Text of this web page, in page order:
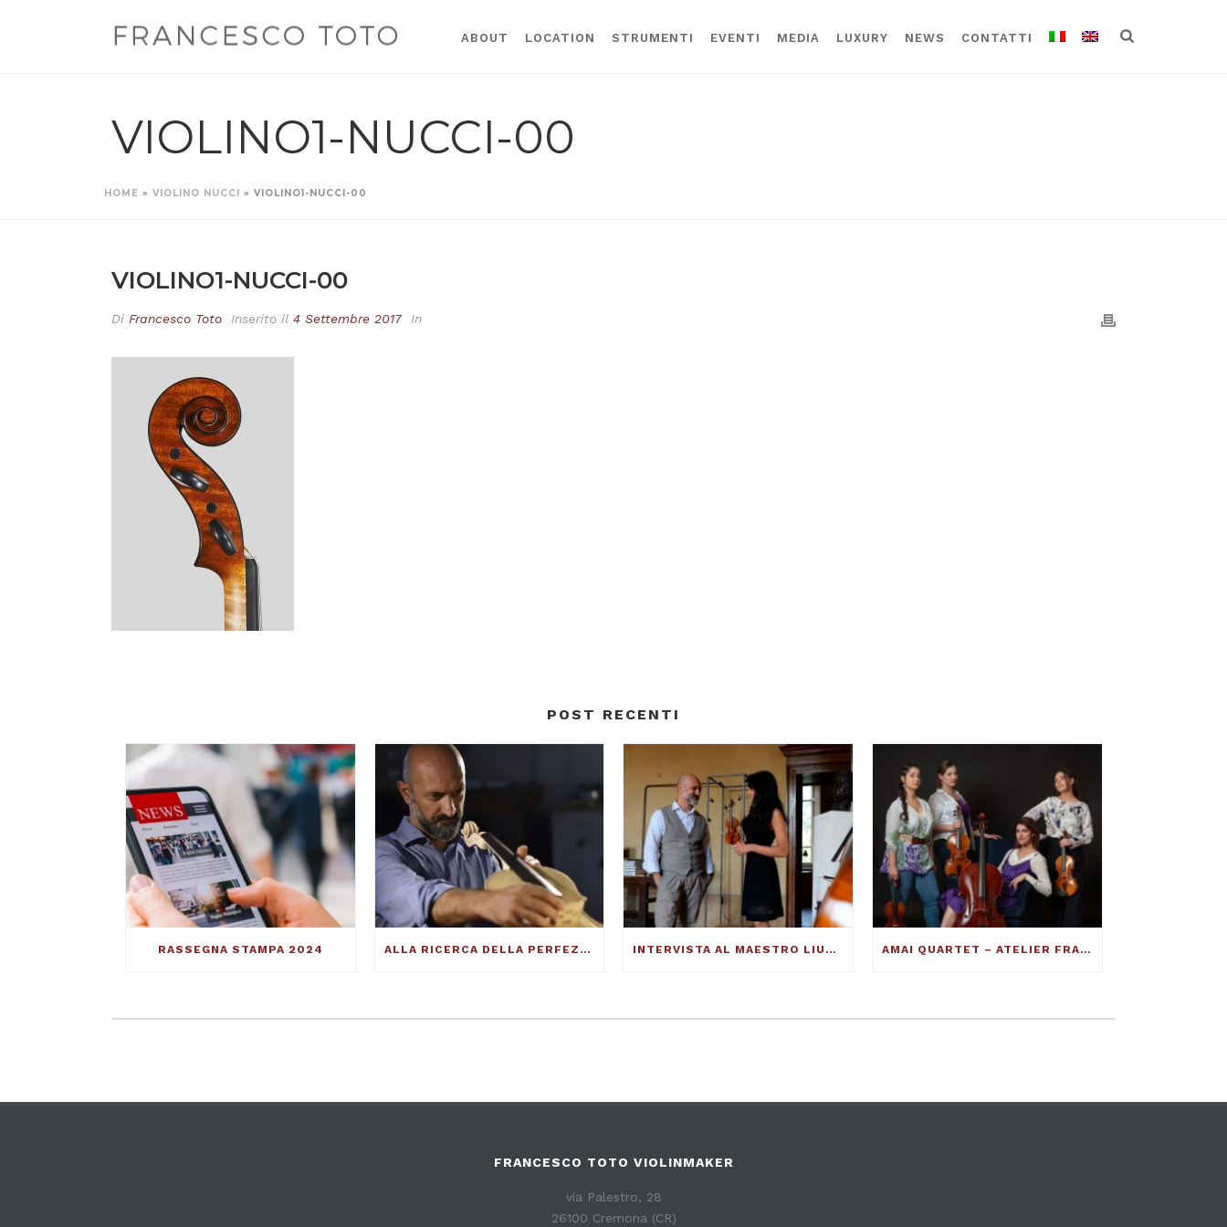
ABOUT LOCATION STRUMENTI EVENTI MEDIA LUXURY NEWS CONTATTI
VIOLINO1-NUCCI-00
HOME » VIOLINO NUCCI » VIOLINO1-NUCCI-00
VIOLINO1-NUCCI-00
Di Francesco Toto Inserito il 4 Settembre 2017 In
POST RECENTI
RASSEGNA STAMPA 2024 ALLA RICERCA DELLA PERFEZIONE DEL SUONO – FRANCESCO TOTO VIOLINMAKER – ARTICOLO SU THE DUCKER MAGAZINE INTERVISTA AL MAESTRO LIUTAIO FRANCESCO TOTO: ECCO COME SI COSTRUISCE UN VIOLINO ECCELLENTE AMAI QUARTET – ATELIER FRANCESCO TOTO
FRANCESCO TOTO VIOLINMAKER
via Palestro, 28
26100 Cremona (CR)